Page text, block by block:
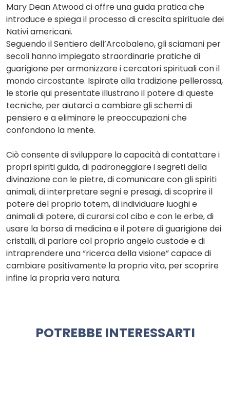
Mary Dean Atwood ci offre una guida pratica che
introduce e spiega il processo di crescita spirituale dei
Nativi americani.
Seguendo il Sentiero dell’Arcobaleno, gli sciamani per
secoli hanno impiegato straordinarie pratiche di
guarigione per armonizzare i cercatori spirituali con il
mondo circostante. Ispirate alla tradizione pellerossa,
le storie qui presentate illustrano il potere di queste
tecniche, per aiutarci a cambiare gli schemi di
pensiero e a eliminare le preoccupazioni che
confondono la mente.
Ciò consente di sviluppare la capacità di contattare i
propri spiriti guida, di padroneggiare i segreti della
divinazione con le pietre, di comunicare con gli spiriti
animali, di interpretare segni e presagi, di scoprire il
potere del proprio totem, di individuare luoghi e
animali di potere, di curarsi col cibo e con le erbe, di
usare la borsa di medicina e il potere di guarigione dei
cristalli, di parlare col proprio angelo custode e di
intraprendere una “ricerca della visione” capace di
cambiare positivamente la propria vita, per scoprire
infine la propria vera natura.
POTREBBE INTERESSARTI